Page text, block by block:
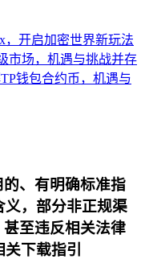
，开启加密世界新玩法
市场，机遇与挑战并存
钱包合约币，机遇与
、有明确标准指
义，部分非正规渠
至违反相关法律
下载指引